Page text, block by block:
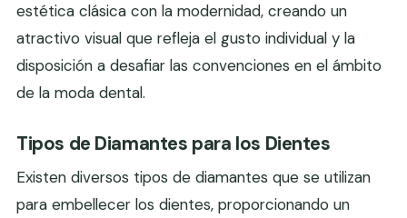
estética clásica con la modernidad, creando un
atractivo visual que refleja el gusto individual y la
disposición a desafiar las convenciones en el ámbito
de la moda dental.
Tipos de Diamantes para los Dientes
Existen diversos tipos de diamantes que se utilizan
para embellecer los dientes, proporcionando un